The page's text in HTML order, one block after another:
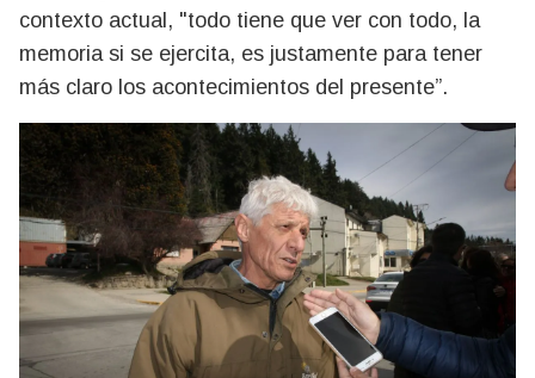
contexto actual, "todo tiene que ver con todo, la
memoria si se ejercita, es justamente para tener
más claro los acontecimientos del presente”.